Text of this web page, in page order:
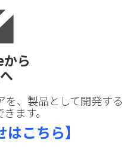
ら
を、製品として開発する
ます。
はこちら】